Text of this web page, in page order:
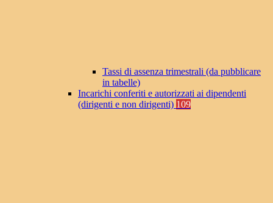
Tassi di assenza trimestrali (da pubblicare
in tabelle)
Incarichi conferiti e autorizzati ai dipendenti
(dirigenti e non dirigenti) 109